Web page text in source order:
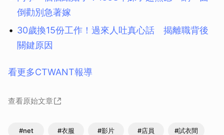
倒勸別急著嫁
30歲換15份工作！過來人吐真心話 揭離職背後
關鍵原因
看更多CTWANT報導
查看原始文章
#net #衣服 #影片 #店員 #試衣間